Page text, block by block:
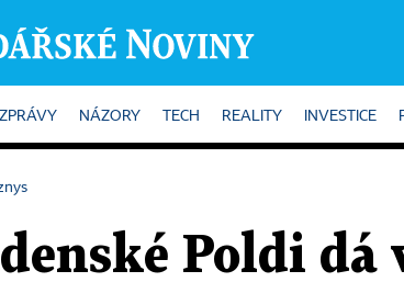
ZPRÁVY NÁZORY TECH REALITY INVESTICE
Poldi dá